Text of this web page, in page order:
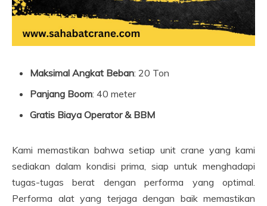
Maksimal Angkat Beban: 20 Ton
Panjang Boom: 40 meter
Gratis Biaya Operator & BBM
Kami memastikan bahwa setiap unit crane yang kami
sediakan dalam kondisi prima, siap untuk menghadapi
tugas-tugas berat dengan performa yang optimal.
Performa alat yang terjaga dengan baik memastikan